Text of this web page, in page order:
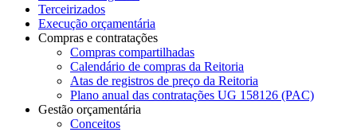
Terceirizados
Execução orçamentária
Compras e contratações
Compras compartilhadas
Calendário de compras da Reitoria
Atas de registros de preço da Reitoria
Plano anual das contratações UG 158126 (PAC)
Gestão orçamentária
Conceitos